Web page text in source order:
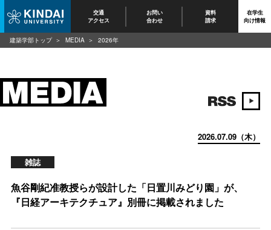
交通
アクセス
お問い
合わせ
資料
請求
在学生
向け情報
2026.07.09（木）
雑誌
魚谷剛紀准教授らが設計した「日置川みどり園」が、
『日経アーキテクチュア』別冊に掲載されました
建築学部トップ MEDIA 2026年